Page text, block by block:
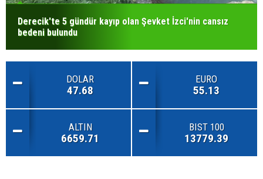
Derecik'te 5 gündür kayıp olan Şevket İzci'nin cansız
bedeni bulundu
DOLAR
47.68
EURO
55.13
ALTIN
6659.71
BIST 100
13779.39